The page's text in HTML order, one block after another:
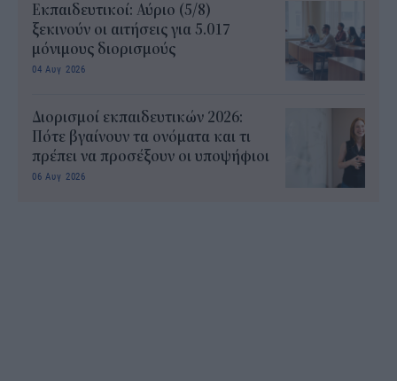
Εκπαιδευτικοί: Αύριο (5/8)
ξεκινούν οι αιτήσεις για 5.017
μόνιμους διορισμούς
04 Αυγ 2026
Διορισμοί εκπαιδευτικών 2026:
Πότε βγαίνουν τα ονόματα και τι
πρέπει να προσέξουν οι υποψήφιοι
06 Αυγ 2026